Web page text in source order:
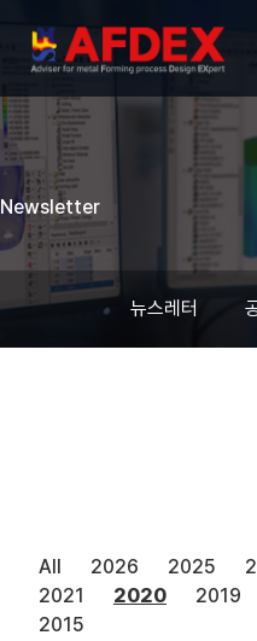
Newsletter
뉴스레터
All 2026 2025
2021
2020 2019
2015